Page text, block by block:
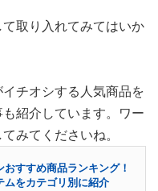
取り入れてみてはいか
チオシする人気商品を
紹介しています。ワー
みてくださいね。
おすすめ商品ランキング！
ムをカテゴリ別に紹介